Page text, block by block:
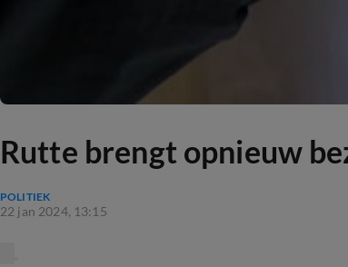
Rutte brengt opnieuw
POLITIEK
22 jan 2024, 13:15